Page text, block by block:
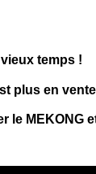
temps !
plus en
le MEKONG